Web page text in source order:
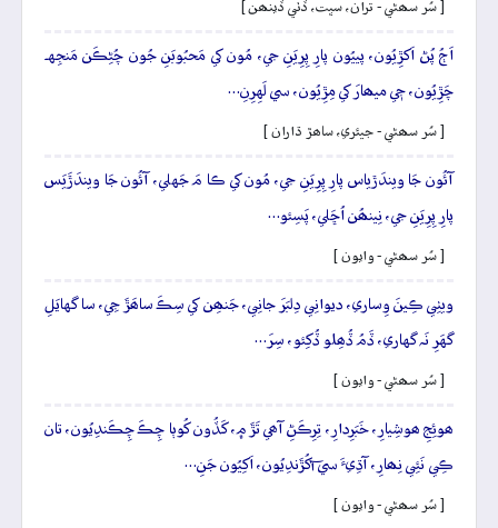
[ سُر سھڻي - تران، سڀت، ڏٺي ڏينھن ]
اَڄُ پُڻ اَکڙِيُون، پييُون پارِ پِرِيَنِ جي، مُون کي مَحبُوبَنِ جُون چُڻِڪَن مَنجِهہ
چَڙِيُون، جٖي ميھارَ کي مِڙِيُون، سي لَهِرِنِ…
[ سُر سھڻي - جيئري، ساھڙ ڌاران ]
آئُون جَا ويندَڙياس پارِ پِرِيَنِ جي، مُون کي ڪا مَ جَهلي، آئُون جَا ويندَڙَيَس
پارِ پِرِيَنِ جي، نِينھُن اُڇَلي، پَسِئو…
[ سُر سھڻي - وايون ]
ويٺِي ڪِينَ وِساري، ديوانِي دِلبَرَ جانِي، جَنھِن کي سِڪَ ساھَڙَ جِي، سا گهايَلِ
گهَرِ نَہ گهاري، ڏَمُ ڏُھِلو ڏُکِئو، سِرَ…
[ سُر سھڻي - وايون ]
ھوئِجِ ھوشِيارِ، خَبَرِدارِ، تِرِڪَڻِ آھي تَڙَ ۾، کَڏُون کُوٻا چِڪَ چِڪَندِيُون، تان
ڪِي نَئِي نِھارِ، آڌِيءَ سي آکُڙَندِيُون، اَکِيُون جَنِ…
[ سُر سھڻي - وايون ]